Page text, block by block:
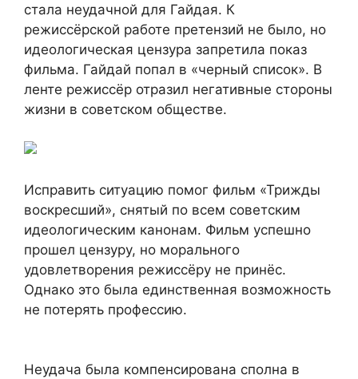
стала неудачной для Гайдая. К
режиссёрской работе претензий не было, но
идеологическая цензура запретила показ
фильма. Гайдай попал в «черный список». В
ленте режиссёр отразил негативные стороны
жизни в советском обществе.
Исправить ситуацию помог фильм «Трижды
воскресший», снятый по всем советским
идеологическим канонам. Фильм успешно
прошел цензуру, но морального
удовлетворения режиссёру не принёс.
Однако это была единственная возможность
не потерять профессию.
Неудача была компенсирована сполна в